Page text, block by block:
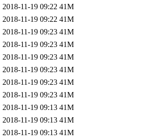
2018-11-19 09:22 41M
2018-11-19 09:22 41M
2018-11-19 09:23 41M
2018-11-19 09:23 41M
2018-11-19 09:23 41M
2018-11-19 09:23 41M
2018-11-19 09:23 41M
2018-11-19 09:23 41M
2018-11-19 09:13 41M
2018-11-19 09:13 41M
2018-11-19 09:13 41M